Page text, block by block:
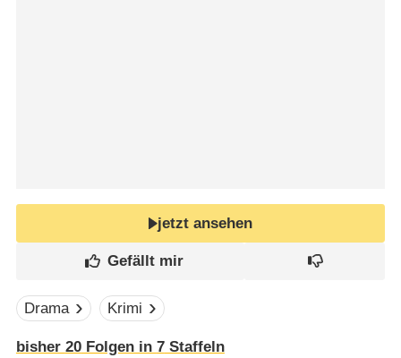
jetzt ansehen
Drama Krimi
bisher 20Folgen in 7Staffeln